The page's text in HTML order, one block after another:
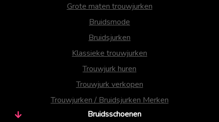
Grote maten trouwjurken
Bruidsmode
Bruidsjurken
Klassieke trouwjurken
Trouwjurk huren
Trouwjurk verkopen
Trouwjurken / Bruidsjurken Merken
Bruidsschoenen